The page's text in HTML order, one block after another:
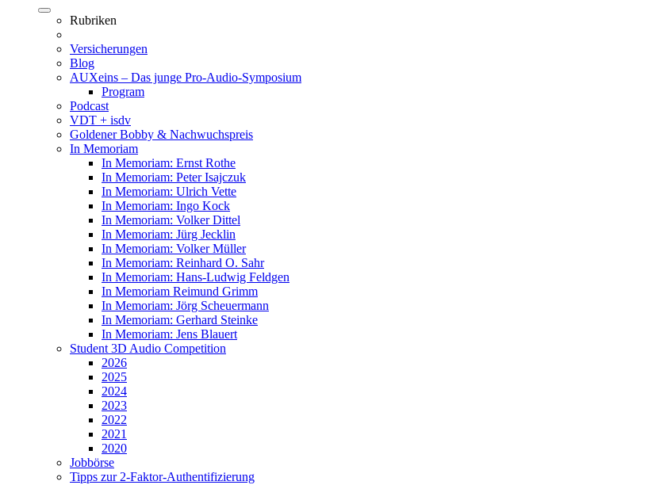
Rubriken
Versicherungen
Blog
AUXeins – Das junge Pro-Audio-Symposium
Program
Podcast
VDT + isdv
Goldener Bobby & Nachwuchspreis
In Memoriam
In Memoriam: Ernst Rothe
In Memoriam: Peter Isajczuk
In Memoriam: Ulrich Vette
In Memoriam: Ingo Kock
In Memoriam: Volker Dittel
In Memoriam: Jürg Jecklin
In Memoriam: Volker Müller
In Memoriam: Reinhard O. Sahr
In Memoriam: Hans-Ludwig Feldgen
In Memoriam Reimund Grimm
In Memoriam: Jörg Scheuermann
In Memoriam: Gerhard Steinke
In Memoriam: Jens Blauert
Student 3D Audio Competition
2026
2025
2024
2023
2022
2021
2020
Jobbörse
Tipps zur 2-Faktor-Authentifizierung